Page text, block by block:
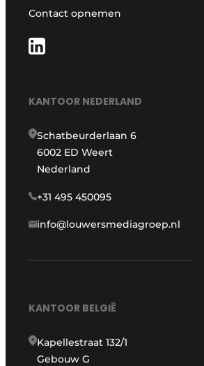
Contact opnemen
KANTOOR NEDERLAND
Schatbeurderlaan 6
6002 ED Weert
Nederland
+31 495 450095
info@louwersmediagroep.nl
KANTOOR BELGIË
Kapellestraat 132/1
Gebouw G